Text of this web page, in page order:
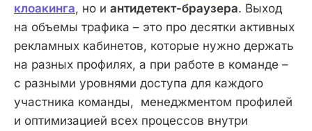
клоакинга, но и антидетект-браузера. Выход
на объемы трафика – это про десятки активных
рекламных кабинетов, которые нужно держать
на разных профилях, а при работе в команде –
с разными уровнями доступа для каждого
участника команды, менеджментом профилей
и оптимизацией всех процессов внутри